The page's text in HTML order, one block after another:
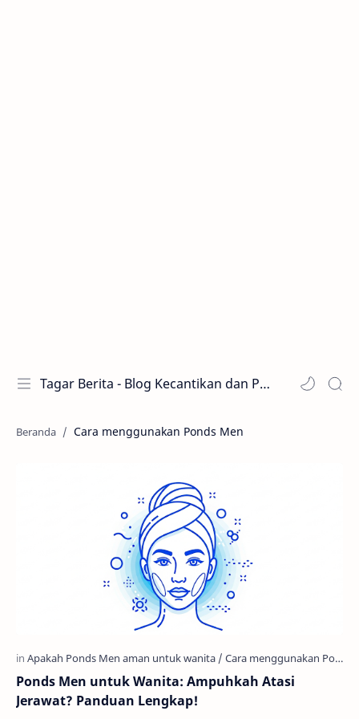
Tagar Berita - Blog Kecantikan dan Perawatan
Cara menggunakan Ponds Men
Ponds Men untuk Wanita: Ampuhkah Atasi
Jerawat? Panduan Lengkap!